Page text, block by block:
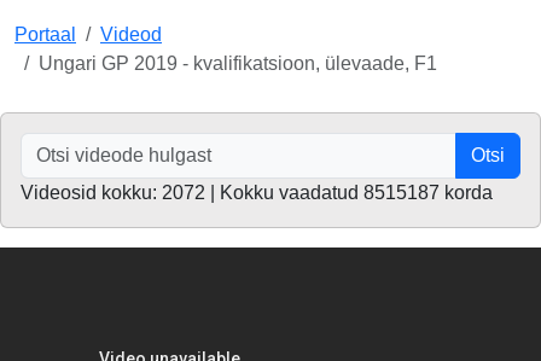
Portaal
Videod
Ungari GP 2019 - kvalifikatsioon, ülevaade, F1
Otsi
Videosid kokku: 2072 | Kokku vaadatud 8515187 korda